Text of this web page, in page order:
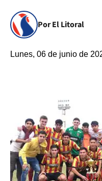
Por El Litoral
Lunes, 06 de junio de